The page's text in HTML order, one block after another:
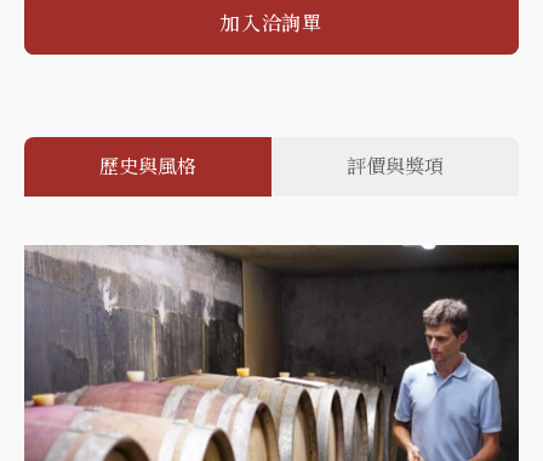
加入洽詢單
歷史與風格 評價與獎項